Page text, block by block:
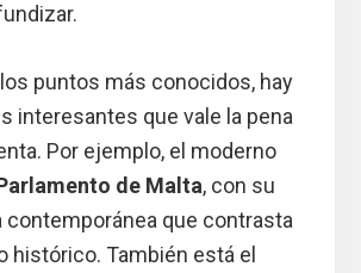
puntos más conocidos, hay
interesantes que vale la pena
Por ejemplo, el moderno
de Malta, con su
contemporánea que contrasta
histórico. También está el